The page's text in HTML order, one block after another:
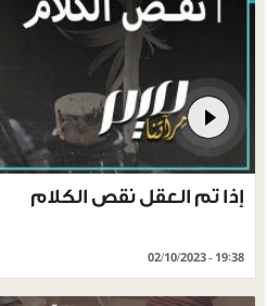
إذا تم العقل نقص الكلام
02/10/2023 - 19:38